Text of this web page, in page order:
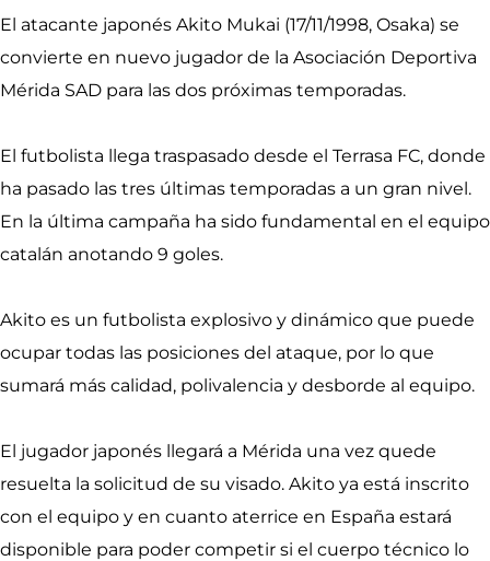
El atacante japonés Akito Mukai (17/11/1998, Osaka) se
convierte en nuevo jugador de la Asociación Deportiva
Mérida SAD para las dos próximas temporadas.
El futbolista llega traspasado desde el Terrasa FC, donde
ha pasado las tres últimas temporadas a un gran nivel.
En la última campaña ha sido fundamental en el equipo
catalán anotando 9 goles.
Akito es un futbolista explosivo y dinámico que puede
ocupar todas las posiciones del ataque, por lo que
sumará más calidad, polivalencia y desborde al equipo.
El jugador japonés llegará a Mérida una vez quede
resuelta la solicitud de su visado. Akito ya está inscrito
con el equipo y en cuanto aterrice en España estará
disponible para poder competir si el cuerpo técnico lo